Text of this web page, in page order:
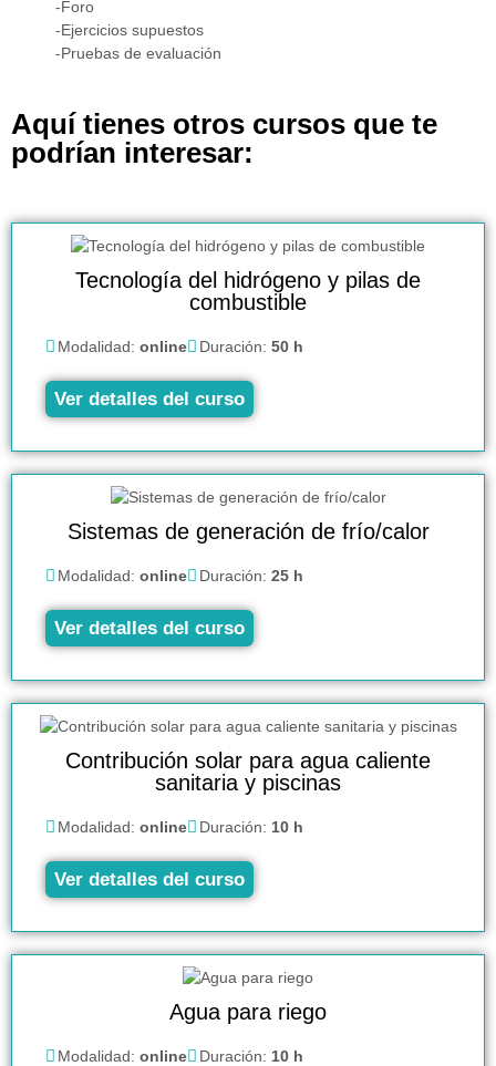
-Foro
-Ejercicios supuestos
-Pruebas de evaluación
Aquí tienes otros cursos que te
podrían interesar:
Tecnología del hidrógeno y pilas de
combustible
Modalidad: online Duración: 50 h
Ver detalles del curso
Sistemas de generación de frío/calor
Modalidad: online Duración: 25 h
Ver detalles del curso
Contribución solar para agua caliente
sanitaria y piscinas
Modalidad: online Duración: 10 h
Ver detalles del curso
Agua para riego
Modalidad: online Duración: 10 h